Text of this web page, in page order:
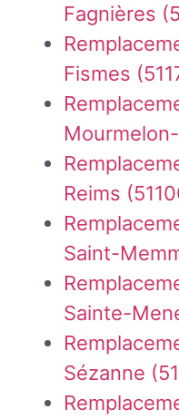
Fagnières
Fismes
Reims
Saint-
Sainte-
Sézanne